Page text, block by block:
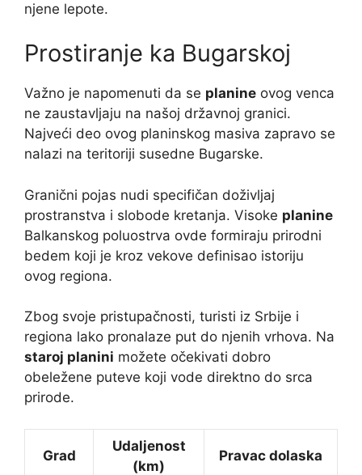
njene lepote.
Prostiranje ka Bugarskoj
Važno je napomenuti da se planine ovog venca
ne zaustavljaju na našoj državnoj granici.
Najveći deo ovog planinskog masiva zapravo se
nalazi na teritoriji susedne Bugarske.
Granični pojas nudi specifičan doživljaj
prostranstva i slobode kretanja. Visoke planine
Balkanskog poluostrva ovde formiraju prirodni
bedem koji je kroz vekove definisao istoriju
ovog regiona.
Zbog svoje pristupačnosti, turisti iz Srbije i
regiona lako pronalaze put do njenih vrhova. Na
staroj planini možete očekivati dobro
obeležene puteve koji vode direktno do srca
prirode.
Grad
Udaljenost
(km)
Pravac dolaska